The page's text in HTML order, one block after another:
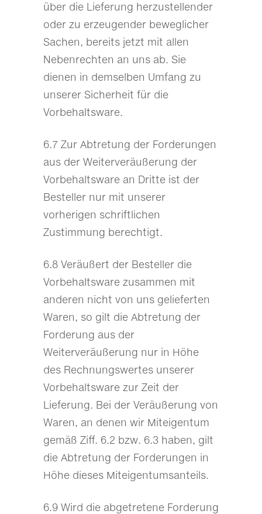
über die Lieferung herzustellender
oder zu erzeugender beweglicher
Sachen, bereits jetzt mit allen
Nebenrechten an uns ab. Sie
dienen in demselben Umfang zu
unserer Sicherheit für die
Vorbehaltsware.
6.7 Zur Abtretung der Forderungen
aus der Weiterveräußerung der
Vorbehaltsware an Dritte ist der
Besteller nur mit unserer
vorherigen schriftlichen
Zustimmung berechtigt.
6.8 Veräußert der Besteller die
Vorbehaltsware zusammen mit
anderen nicht von uns gelieferten
Waren, so gilt die Abtretung der
Forderung aus der
Weiterveräußerung nur in Höhe
des Rechnungswertes unserer
Vorbehaltsware zur Zeit der
Lieferung. Bei der Veräußerung von
Waren, an denen wir Miteigentum
gemäß Ziff. 6.2 bzw. 6.3 haben, gilt
die Abtretung der Forderungen in
Höhe dieses Miteigentumsanteils.
6.9 Wird die abgetretene Forderung